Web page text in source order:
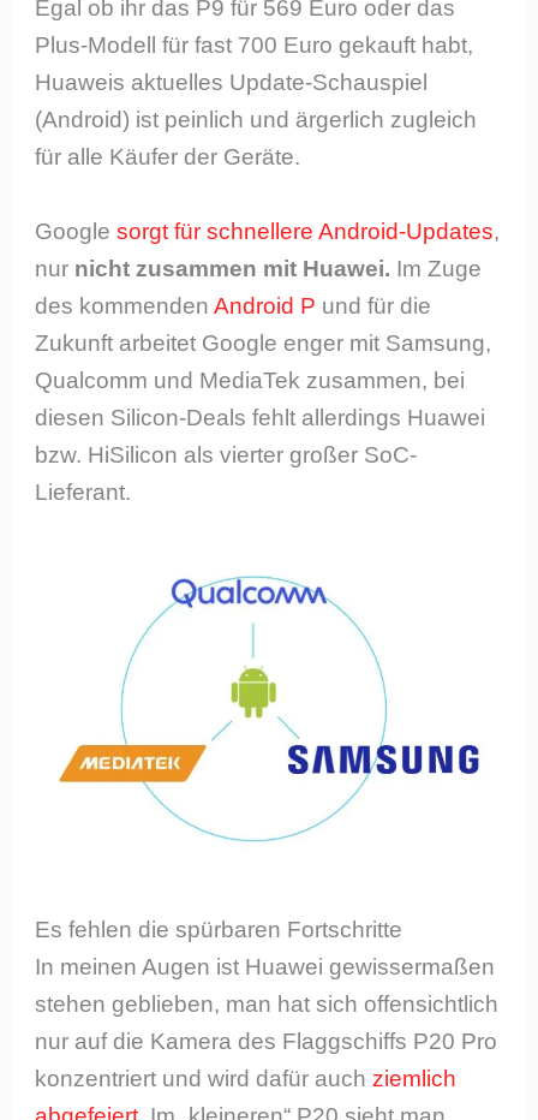
Egal ob ihr das P9 für 569 Euro oder das
Plus-Modell für fast 700 Euro gekauft habt,
Huaweis aktuelles Update-Schauspiel
(Android) ist peinlich und ärgerlich zugleich
für alle Käufer der Geräte.
Googlesorgt für schnellere Android-Updates,
nur nicht zusammen mit Huawei. Im Zuge
des kommendenAndroid P und für die
Zukunft arbeitet Google enger mit Samsung,
Qualcomm und MediaTek zusammen, bei
diesen Silicon-Deals fehlt allerdings Huawei
bzw. HiSilicon als vierter großer SoC-
Lieferant.
Es fehlen die spürbaren Fortschritte
In meinen Augen ist Huawei gewissermaßen
stehen geblieben, man hat sich offensichtlich
nur auf die Kamera des Flaggschiffs P20 Pro
konzentriert und wird dafür auch ziemlich